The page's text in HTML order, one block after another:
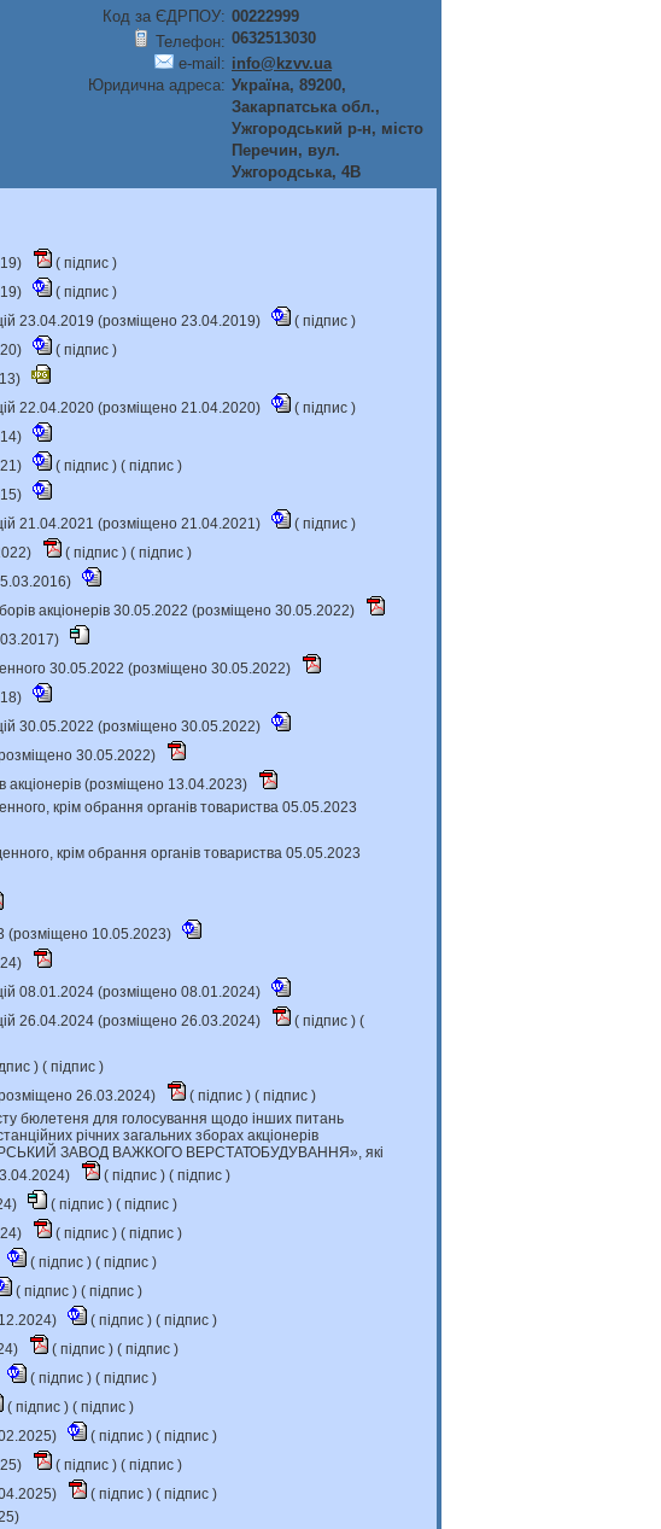
Код за ЄДРПОУ: 00222999
Телефон: 0632513030
e-mail: info@kzvv.ua
Юридична адреса: Україна, 89200,
Закарпатська обл.,
Ужгородський р-н, мiсто
Перечин, вул.
Ужгородська, 4В
( підпис )
( підпис )
23.04.2019 (розміщено 23.04.2019)
( підпис )
( підпис )
22.04.2020 (розміщено 21.04.2020)
( підпис )
( підпис ) ( підпис )
21.04.2021 (розміщено 21.04.2021)
( підпис )
( підпис ) ( підпис )
акціонерів 30.05.2022 (розміщено 30.05.2022)
30.05.2022 (розміщено 30.05.2022)
30.05.2022 (розміщено 30.05.2022)
30.05.2022)
(розміщено 13.04.2023)
крім обрання органів товариства 05.05.2023
крім обрання органів товариства 05.05.2023
(розміщено 10.05.2023)
08.01.2024 (розміщено 08.01.2024)
26.04.2024 (розміщено 26.03.2024)
( підпис ) (
) ( підпис )
26.03.2024)
( підпис ) ( підпис )
бюлетеня для голосування щодо інших питань
річних загальних зборах акціонерів
ЗАВОД ВАЖКОГО ВЕРСТАТОБУДУВАННЯ», які
( підпис ) ( підпис )
( підпис ) ( підпис )
( підпис ) ( підпис )
( підпис ) ( підпис )
( підпис ) ( підпис )
( підпис ) ( підпис )
( підпис ) ( підпис )
( підпис ) ( підпис )
( підпис ) ( підпис )
( підпис ) ( підпис )
( підпис ) ( підпис )
( підпис ) ( підпис )